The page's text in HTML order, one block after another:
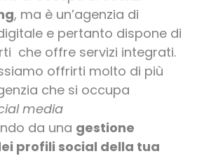
, ma è un’agenzia di
e pertanto dispone di
che offre servizi integrati.
offrirti molto di più
che si occupa
media
da una gestione
profili social della tua